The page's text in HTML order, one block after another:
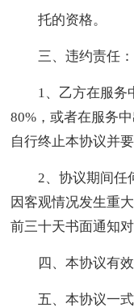
托的资格。
三、违约责任：
1、乙方在服务
80%，或者在服务
自行终止本协议并
2、协议期间任
因客观情况发生重
前三十天书面通知
四、本协议有
五、本协议一